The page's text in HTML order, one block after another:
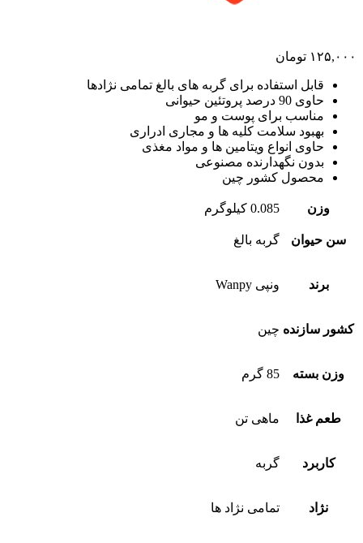
۱۲۵,۰۰۰ تومان
قابل استفاده برای گربه های بالغ تمامی نژادها
حاوی 90 درصد پروتئین حیوانی
مناسب برای پوست و مو
بهبود سلامت کلیه ها و مجاری ادراری
حاوی انواع ویتامین ها و مواد مغذی
بدون نگهدارنده مصنوعی
محصول کشور چین
وزن 0.085 کیلوگرم
سن حیوان گربه بالغ
برند ونپی Wanpy
کشور سازنده چین
وزن بسته 85 گرم
طعم غذا ماهی تن
کاربرد گربه
نژاد تمامی نژاد ها